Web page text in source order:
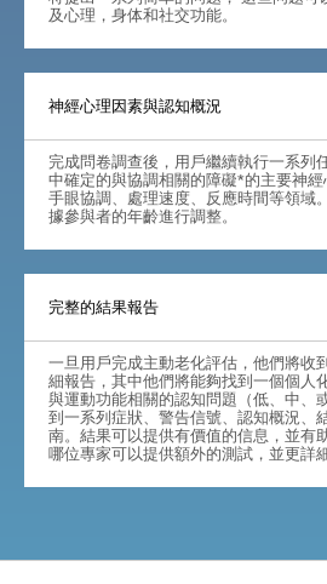
及心理，身体和社交功能。
神經心理因素與認知概況
完成問卷調查後，用戶繼續執行一系列
中確定的與協調相關的障礙*的主要神
手眼協調、處理速度、反應時間等領域
據參與者的年齡進行調整。
完整的結果報告
一旦用戶完成主動老化評估，他們將收
細報告，其中他們將能夠找到一個個人
與運動功能相關的認知問題（低、中、
到一系列症狀、警告信號、認知概況、
南。結果可以提供有價值的信息，並有
哪位專家可以提供額外的測試，並更詳